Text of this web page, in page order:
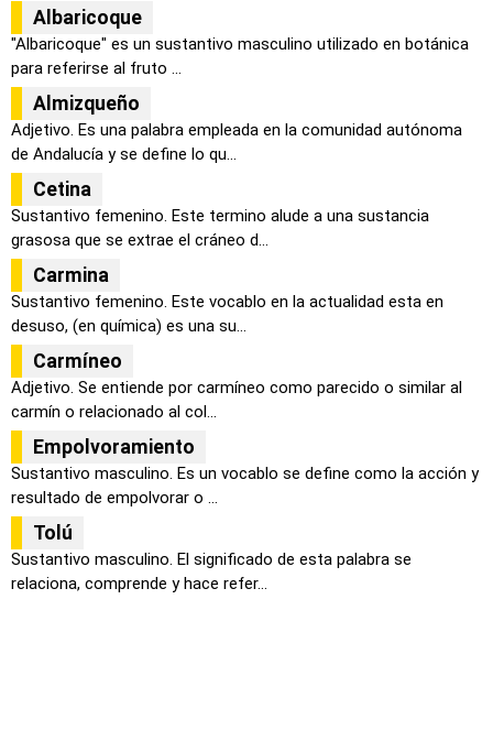
Albaricoque
"Albaricoque" es un sustantivo masculino utilizado en botánica
para referirse al fruto ...
Almizqueño
Adjetivo. Es una palabra empleada en la comunidad autónoma
de Andalucía y se define lo qu...
Cetina
Sustantivo femenino. Este termino alude a una sustancia
grasosa que se extrae el cráneo d...
Carmina
Sustantivo femenino. Este vocablo en la actualidad esta en
desuso, (en química) es una su...
Carmíneo
Adjetivo. Se entiende por carmíneo como parecido o similar al
carmín o relacionado al col...
Empolvoramiento
Sustantivo masculino. Es un vocablo se define como la acción y
resultado de empolvorar o ...
Tolú
Sustantivo masculino. El significado de esta palabra se
relaciona, comprende y hace refer...